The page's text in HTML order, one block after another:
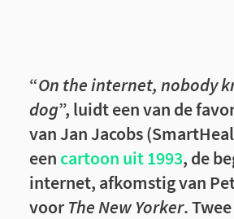
“On the internet, nobody
dog”, luidt een van de
van Jan Jacobs
een cartoon uit 1993, de
internet, afkomstig van
voorThe New Yorker.